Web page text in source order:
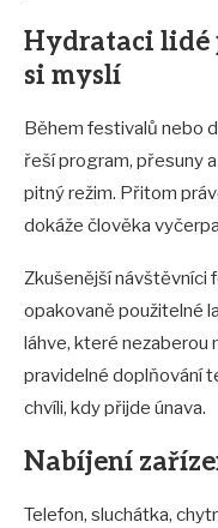
Hydrataci lidé
si myslí
Během festivalů nebo
řeší program, přesuny
pitný režim. Přitom
dokáže člověka
Zkušenější návštěvníci
opakovaně použitelné
láhve, které nezaberou
pravidelné doplňování
chvíli, kdy přijde únava.
Nabíjení
Telefon, sluchátka,